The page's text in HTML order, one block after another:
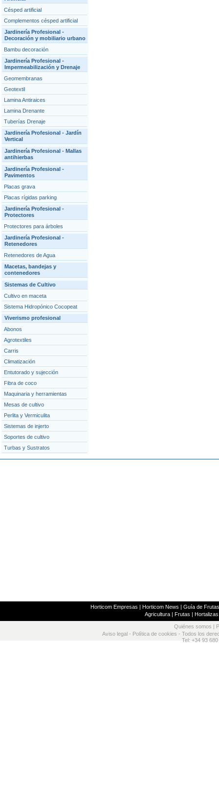
Césped artificial
Complementos césped artificial
Jardinería Profesional -
Decoración y mobiliario urbano
Bambu decoración
Jardinería Profesional -
Impermeabilización y Drenaje
Geomembranas
Geotextil
Lamina Antiraices
Lamina Drenante
Tuberías Drenaje
Jardinería Profesional - Jardín
Vertical
Jardinería Profesional - Mallas
antihierbas
Jardinería Profesional -
Pavimentos
Placas grava
Placas rígidas parking
Jardinería Profesional -
Protectores
Protectores para árboles
Jardinería Profesional -
Retenedores
Retenedores de Agua
Macetas, bandejas y
contenedores
Sistemas de Cultivo
Cultivo en maceta
Sistema Hidropónico Cocopeat
Viverismo profesional
Abonos
Agrotextiles
Carris
Climatización
Entutorado y sujección
Fibra de coco
Maquinaria y herramientas
Mesas de cultivo
Perlita y Vermiculita
Sistemas de injerto
Soportes de cultivo
Turbas y Sustratos
Horticom Empresas | Horticom News | Guía de
Agricultura| Frutas | Hortalizas
Quiénes somos
Aviso legal - Política de cookies - Todos los
Tel: +34 93